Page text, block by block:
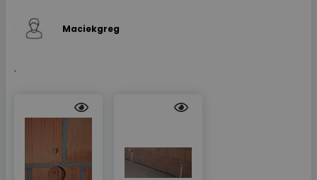
Maciekgreg
.